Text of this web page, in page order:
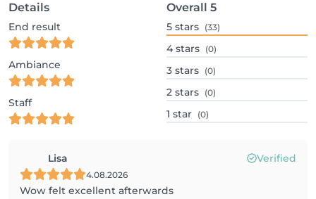
Details
End result
Ambiance
Staff
Overall 5
5 stars (33)
4 stars (0)
3 stars (0)
2 stars (0)
1 star (0)
Lisa Verified
4.08.2026
Wow felt excellent afterwards